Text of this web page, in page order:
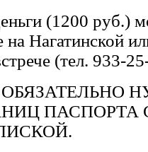
(1200 руб.)
на Нагатинской
(тел. 933-
ПАСПОРТА